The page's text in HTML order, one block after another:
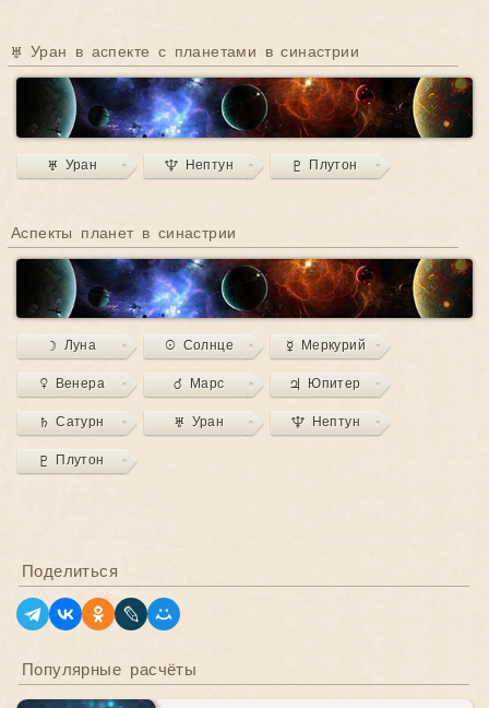
♅ Уран в аспекте с планетами в синастрии
♅ Уран ♆ Нептун ♇ Плутон
Аспекты планет в синастрии
☽ Луна ☉ Солнце ☿ Меркурий
♀ Венера ♂ Марс ♃ Юпитер
♄ Сатурн ♅ Уран ♆ Нептун
♇ Плутон
Поделиться
Популярные расчёты